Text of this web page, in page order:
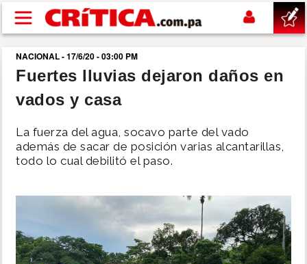
Pasar al contenido principal
buscar
SUCESOS
NACIONAL
DEPORTES
NACIONAL - 17/6/20 - 03:00 PM
Fuertes lluvias dejaron daños en
vados y casa
La fuerza del agua, socavo parte del vado
además de sacar de posición varias alcantarillas,
todo lo cual debilitó el paso.